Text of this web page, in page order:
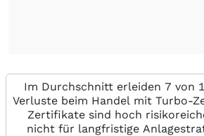
Im Durchschnitt erleiden 7 von
Verluste beim Handel mit Turbo-
Zertifikate sind hoch
nicht für langfristige